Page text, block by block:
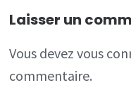
Laisser un
Vous devezvous
commentaire.